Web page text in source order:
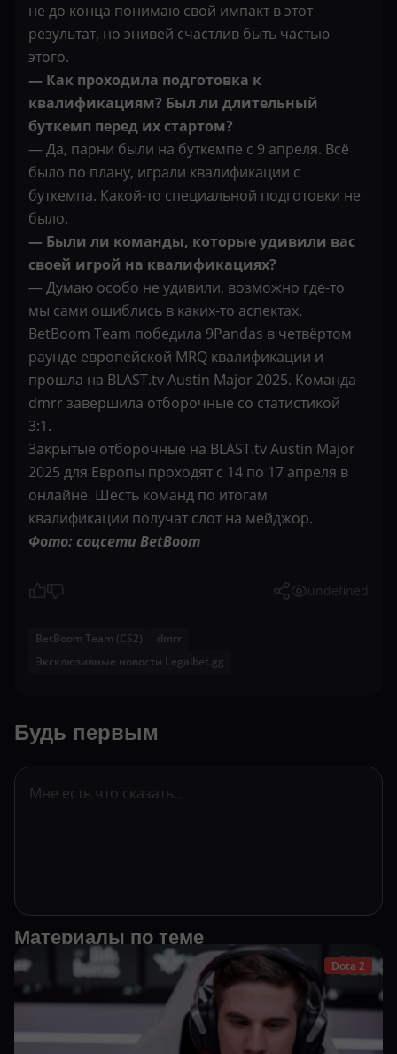
не до конца понимаю свой импакт в этот
результат, но энивей счастлив быть частью
этого.
— Как проходила подготовка к
квалификациям? Был ли длительный
буткемп перед их стартом?
— Да, парни были на буткемпе с 9 апреля. Всё
было по плану, играли квалификации с
буткемпа. Какой-то специальной подготовки не
было.
— Были ли команды, которые удивили вас
своей игрой на квалификациях?
— Думаю особо не удивили, возможно где-то
мы сами ошиблись в каких-то аспектах.
BetBoom Team победила 9Pandas в четвёртом
раунде европейской MRQ квалификации и
прошла на BLAST.tv Austin Major 2025. Команда
dmrr завершила отборочные со статистикой
3:1.
Закрытые отборочные на BLAST.tv Austin Major
2025 для Европы проходят с 14 по 17 апреля в
онлайне. Шесть команд по итогам
квалификации получат слот на мейджор.
Фото: соцсети BetBoom
undefined
BetBoom Team (CS2)
dmrr
Эксклюзивные новости Legalbet.gg
Будь первым
Материалы по теме
Dota 2